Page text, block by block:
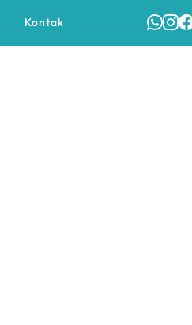
Kontak